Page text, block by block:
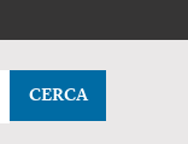
CERCA